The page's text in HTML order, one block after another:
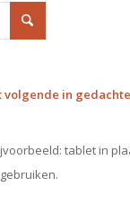
volgende in
tablet in